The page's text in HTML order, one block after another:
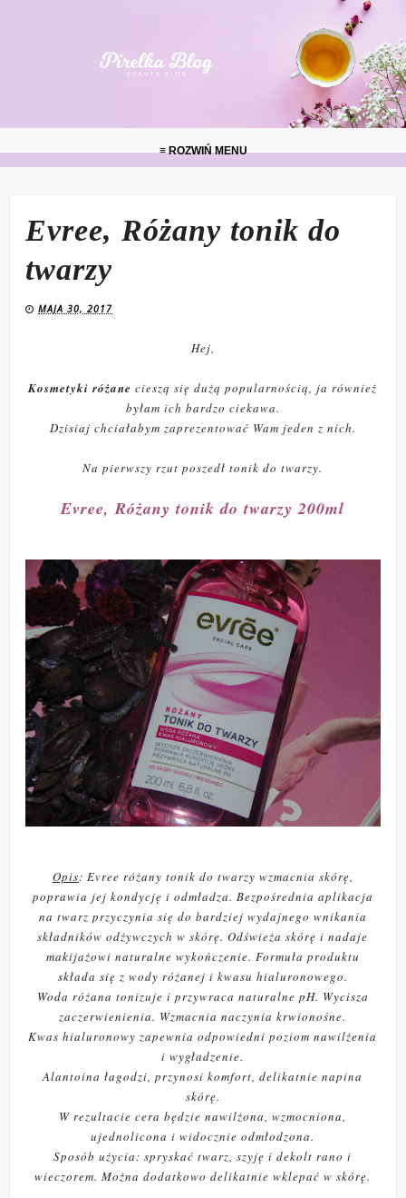
≡ ROZWIŃ MENU
Evree, Różany tonik do
twarzy
MAJA 30, 2017
Hej,
Kosmetyki różane cieszą się dużą popularnością, ja również
byłam ich bardzo ciekawa.
Dzisiaj chciałabym zaprezentować Wam jeden z nich.
Na pierwszy rzut poszedł tonik do twarzy.
Evree, Różany tonik do twarzy 200ml
Opis: Evree różany tonik do twarzy wzmacnia skórę,
poprawia jej kondycję i odmładza. Bezpośrednia aplikacja
na twarz przyczynia się do bardziej wydajnego wnikania
składników odżywczych w skórę. Odświeża skórę i nadaje
makijażowi naturalne wykończenie. Formuła produktu
składa się z wody różanej i kwasu hialuronowego.
Woda różana tonizuje i przywraca naturalne pH. Wycisza
zaczerwienienia. Wzmacnia naczynia krwionośne.
Kwas hialuronowy zapewnia odpowiedni poziom nawilżenia
i wygładzenie.
Alantoina łagodzi, przynosi komfort, delikatnie napina
skórę.
W rezultacie cera będzie nawilżona, wzmocniona,
ujednolicona i widocznie odmłodzona.
Sposób użycia: spryskać twarz, szyję i dekolt rano i
wieczorem. Można dodatkowo delikatnie wklepać w skórę.